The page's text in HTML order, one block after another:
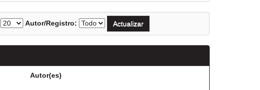
Autor/Registro:
Autor(es)